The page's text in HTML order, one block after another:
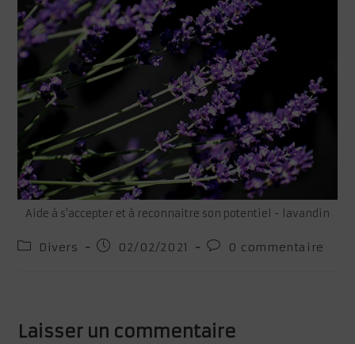
Aide à s'accepter et à reconnaitre son potentiel - lavandin
PostDivers
Publication
02/02/2021
Commentaires
0 commentaire
Laisser un commentaire